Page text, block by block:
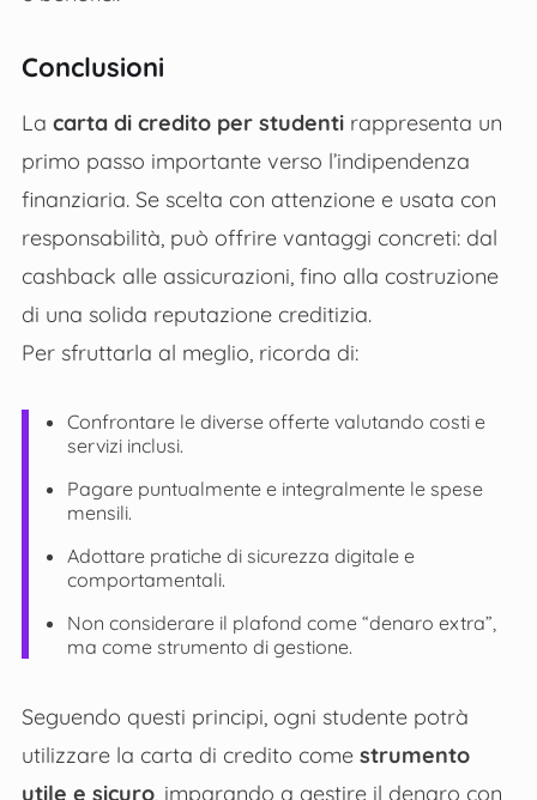
Conclusioni
La carta di credito per studentirappresenta un
primo passo importante verso l’indipendenza
finanziaria. Se scelta con attenzione e usata con
responsabilità, può offrire vantaggi concreti: dal
cashback alle assicurazioni, fino alla costruzione
di una solida reputazione creditizia.
Per sfruttarla al meglio, ricorda di:
Confrontare le diverse offerte valutando costi e
servizi inclusi.
Pagare puntualmente e integralmente le spese
mensili.
Adottare pratiche di sicurezza digitale e
comportamentali.
Non considerare il plafond come “denaro extra”,
ma come strumento di gestione.
Seguendo questi principi, ogni studente potrà
utilizzare la carta di credito come strumento
utile e sicuro, imparando a gestire il denaro con